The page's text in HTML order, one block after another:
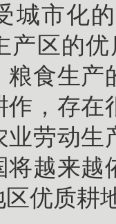
城市化
产区的
粮食生产
作，存在
业劳动生
将越来越
优质耕